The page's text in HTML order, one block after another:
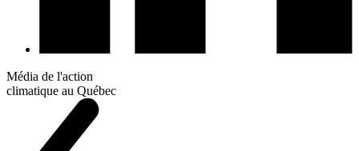
Média de l'action
climatique au Québec